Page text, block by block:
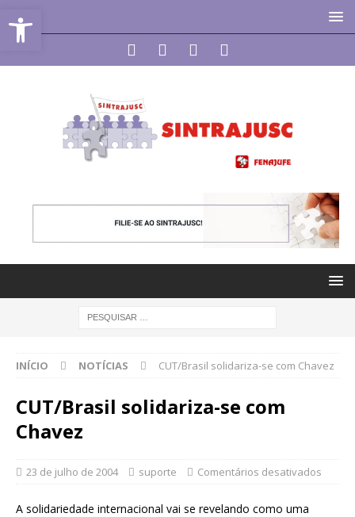
Abrir a barra de ferramentas
INÍCIO NOTÍCIAS CUT/Brasil solidariza-se com Chavez
CUT/Brasil solidariza-se com
Chavez
23 de julho de 2004 suporte Comentários desativados
A solidariedade internacional vai se revelando como uma